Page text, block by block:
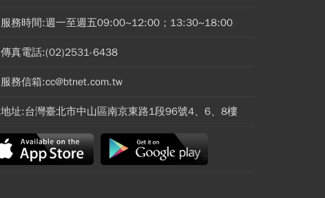
服務時間:週一至週五09:00~12:00；13:30~18:00
傳真電話:(02)2531-6438
服務信箱:cc@btnet.com.tw
地址:台灣臺北市中山區南京東路1段96號4、6、8樓